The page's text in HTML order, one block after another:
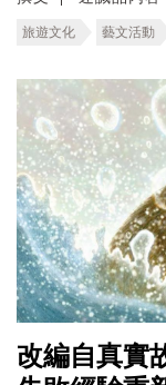
旅遊文化 藝文活動
改編自真實